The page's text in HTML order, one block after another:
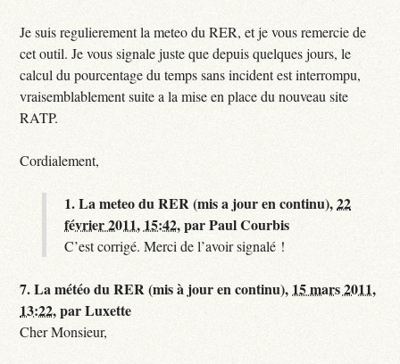
Je suis regulierement la meteo du RER, et je vous remercie de
cet outil. Je vous signale juste que depuis quelques jours, le
calcul du pourcentage du temps sans incident est interrompu,
vraisemblablement suite a la mise en place du nouveau site
RATP.
Cordialement,
1.La meteo du RER (mis a jour en continu),22
février 2011, 15:42,parPaul Courbis
C’est corrigé. Merci de l’avoir signalé !
7.La météo du RER (mis à jour en continu), 15 mars 2011,
13:22,parLuxette
Cher Monsieur,